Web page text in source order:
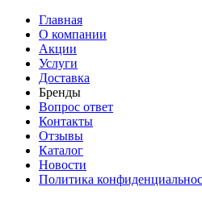
Главная
О компании
Акции
Услуги
Доставка
Бренды
Вопрос ответ
Контакты
Отзывы
Каталог
Новости
Политика